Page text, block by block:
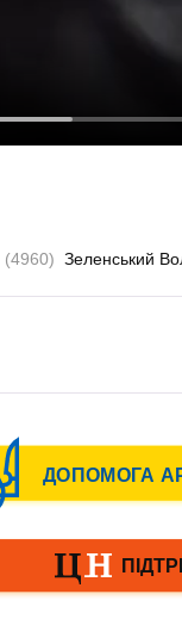
(4960) Зеленський